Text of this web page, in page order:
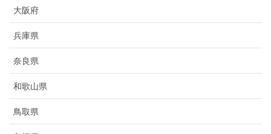
大阪府
兵庫県
奈良県
和歌山県
鳥取県